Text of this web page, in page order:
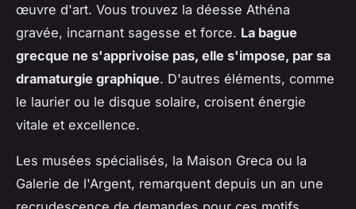
œuvre d'art. Vous trouvez la déesse Athéna
gravée, incarnant sagesse et force. La bague
grecque ne s'apprivoise pas, elle s'impose, par sa
dramaturgie graphique. D'autres éléments, comme
le laurier ou le disque solaire, croisent énergie
vitale et excellence.
Les musées spécialisés, la Maison Greca ou la
Galerie de l'Argent, remarquent depuis un an une